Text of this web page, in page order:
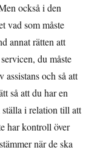
också i den
vad som måste
annat rätten att
du måste
assistans och så att
så att du har en
i relation till att
har kontroll över
när de ska